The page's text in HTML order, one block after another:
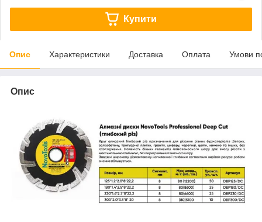
Купити
Опис Характеристики Доставка Оплата Умови
Опис